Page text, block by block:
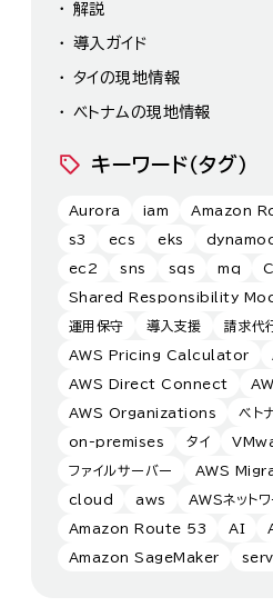
解説
導入ガイド
タイの現地情報
ベトナムの現地情報
キーワード（タグ）
Aurora iam Amazon
s3 ecs eks
ec2 sns sqs mq
Shared Responsibility
運用保守 導入支援 請求代
AWS Pricing Calculator
AWS Direct Connect
AWS Organizations ベト
on-premises タイ
ファイルサーバー AWS
cloud aws AWSネットワ
Amazon Route 53 AI
Amazon SageMaker